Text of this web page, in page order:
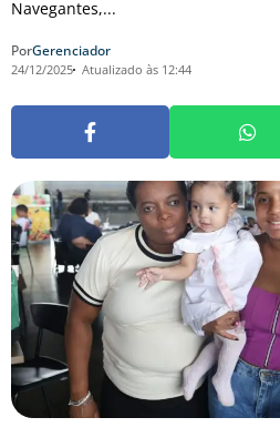
Navegantes,...
PorGerenciador
24/12/2025 Atualizado às 12:44